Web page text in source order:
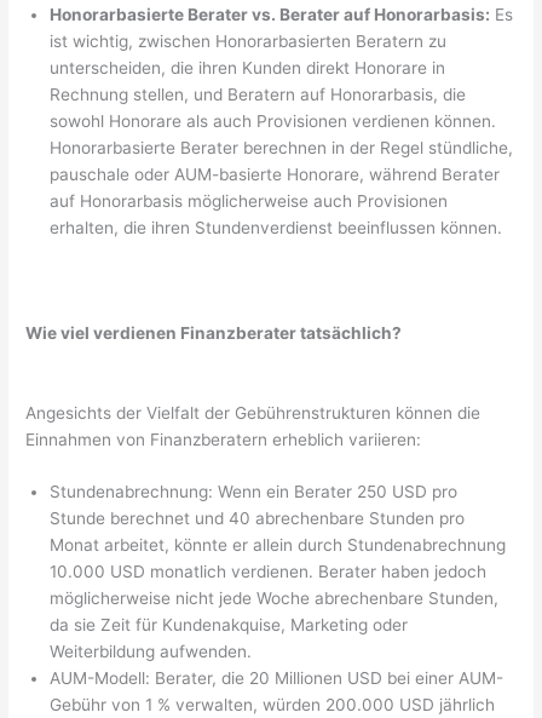
Honorarbasierte Berater vs. Berater auf Honorarbasis: Es
ist wichtig, zwischen Honorarbasierten Beratern zu
unterscheiden, die ihren Kunden direkt Honorare in
Rechnung stellen, und Beratern auf Honorarbasis, die
sowohl Honorare als auch Provisionen verdienen können.
Honorarbasierte Berater berechnen in der Regel stündliche,
pauschale oder AUM-basierte Honorare, während Berater
auf Honorarbasis möglicherweise auch Provisionen
erhalten, die ihren Stundenverdienst beeinflussen können.
Wie viel verdienen Finanzberater tatsächlich?
Angesichts der Vielfalt der Gebührenstrukturen können die
Einnahmen von Finanzberatern erheblich variieren:
Stundenabrechnung: Wenn ein Berater 250 USD pro
Stunde berechnet und 40 abrechenbare Stunden pro
Monat arbeitet, könnte er allein durch Stundenabrechnung
10.000 USD monatlich verdienen. Berater haben jedoch
möglicherweise nicht jede Woche abrechenbare Stunden,
da sie Zeit für Kundenakquise, Marketing oder
Weiterbildung aufwenden.
AUM-Modell: Berater, die 20 Millionen USD bei einer AUM-
Gebühr von 1 % verwalten, würden 200.000 USD jährlich